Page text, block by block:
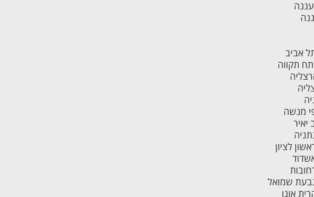
אביב
תקווה
מנשה
יאיר
לציון
שמואל
אונו